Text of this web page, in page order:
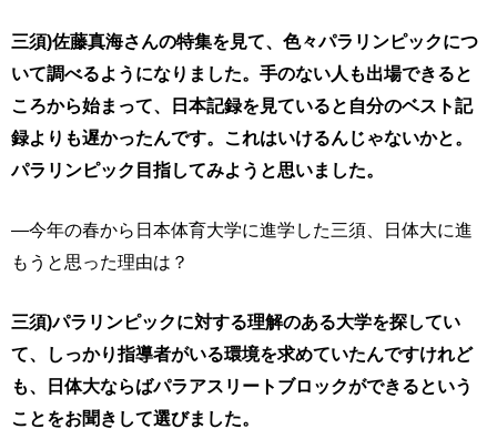
三須)佐藤真海さんの特集を見て、色々パラリンピックにつ
いて調べるようになりました。手のない人も出場できると
ころから始まって、日本記録を見ていると自分のベスト記
録よりも遅かったんです。これはいけるんじゃないかと。
パラリンピック目指してみようと思いました。
―今年の春から日本体育大学に進学した三須、日体大に進
もうと思った理由は？
三須)パラリンピックに対する理解のある大学を探してい
て、しっかり指導者がいる環境を求めていたんですけれど
も、日体大ならばパラアスリートブロックができるという
ことをお聞きして選びました。